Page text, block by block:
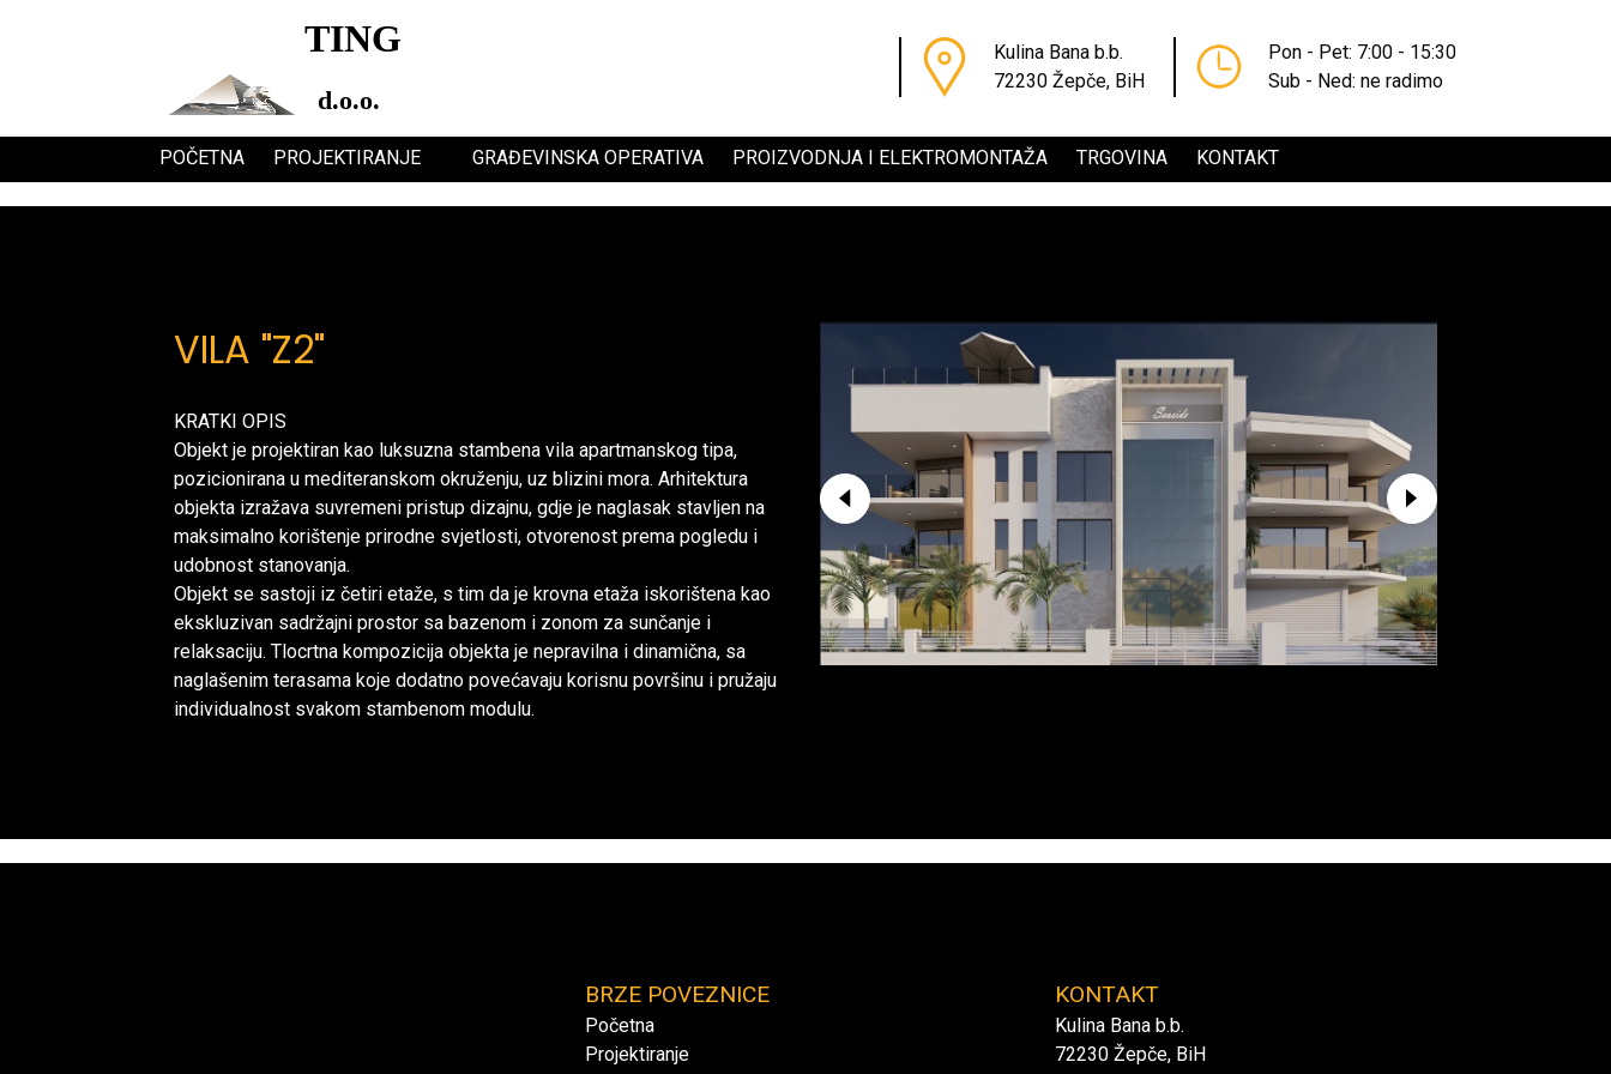
TING
d.o.o.
Kulina Bana b.b.
72230 Žepče, BiH
Pon - Pet: 7:00 - 15:30
Sub - Ned: ne radimo
POČETNA PROJEKTIRANJE GRAĐEVINSKA OPERATIVA PROIZVODNJA I ELEKTROMONTAŽA TRGOVINA KONTAKT
VILA "Z2"
KRATKI OPIS
Objekt je projektiran kao luksuzna stambena vila apartmanskog tipa,
pozicionirana u mediteranskom okruženju, uz blizini mora. Arhitektura
objekta izražava suvremeni pristup dizajnu, gdje je naglasak stavljen na
maksimalno korištenje prirodne svjetlosti, otvorenost prema pogledu i
udobnost stanovanja.
Objekt se sastoji iz četiri etaže, s tim da je krovna etaža iskorištena kao
ekskluzivan sadržajni prostor sa bazenom i zonom za sunčanje i
relaksaciju. Tlocrtna kompozicija objekta je nepravilna i dinamična, sa
naglašenim terasama koje dodatno povećavaju korisnu površinu i pružaju
individualnost svakom stambenom modulu.
BRZE POVEZNICE
Početna
Projektiranje
KONTAKT
Kulina Bana b.b.
72230 Žepče, BiH